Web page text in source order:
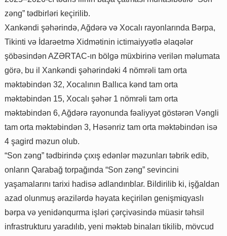
zəng” tədbirləri keçirilib.
Xankəndi şəhərində, Ağdərə və Xocalı rayonlarında Bərpa,
Tikinti və İdarəetmə Xidmətinin ictimaiyyətlə əlaqələr
şöbəsindən AZƏRTAC-ın bölgə müxbirinə verilən məlumata
görə, bu il Xankəndi şəhərindəki 4 nömrəli tam orta
məktəbindən 32, Xocalının Ballıca kənd tam orta
məktəbindən 15, Xocalı şəhər 1 nömrəli tam orta
məktəbindən 6, Ağdərə rayonunda fəaliyyət göstərən Vəngli
tam orta məktəbindən 3, Həsənriz tam orta məktəbindən isə
4 şagird məzun olub.
“Son zəng” tədbirində çıxış edənlər məzunları təbrik edib,
onların Qarabağ torpağında “Son zəng” sevincini
yaşamalarını tarixi hadisə adlandırıblar. Bildirilib ki, işğaldan
azad olunmuş ərazilərdə həyata keçirilən genişmiqyaslı
bərpa və yenidənqurma işləri çərçivəsində müasir təhsil
infrastrukturu yaradılıb, yeni məktəb binaları tikilib, mövcud